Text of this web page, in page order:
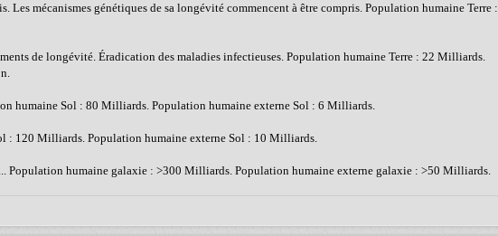
mécanismes génétiques de sa longévité commencent à être compris. Population humaine Terre :
de longévité. Éradication des maladies infectieuses. Population humaine Terre : 22 Milliards.
humaine Sol : 80 Milliards. Population humaine externe Sol : 6 Milliards.
: 120 Milliards. Population humaine externe Sol : 10 Milliards.
Population humaine galaxie : >300 Milliards. Population humaine externe galaxie : >50 Milliards.